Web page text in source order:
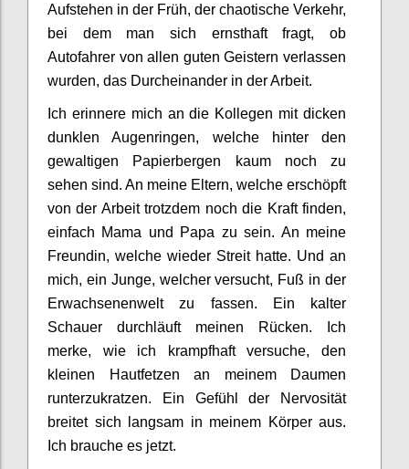
Aufstehen in der Früh, der chaotische Verkehr,
bei dem man sich ernsthaft fragt, ob
Autofahrer von allen guten Geistern verlassen
wurden, das Durcheinander in der Arbeit.
Ich erinnere mich an die Kollegen mit dicken
dunklen Augenringen, welche hinter den
gewaltigen Papierbergen kaum noch zu
sehen sind. An meine Eltern, welche erschöpft
von der Arbeit trotzdem noch die Kraft finden,
einfach Mama und Papa zu sein. An meine
Freundin, welche wieder Streit hatte. Und an
mich, ein Junge, welcher versucht, Fuß in der
Erwachsenenwelt zu fassen. Ein kalter
Schauer durchläuft meinen Rücken. Ich
merke, wie ich krampfhaft versuche, den
kleinen Hautfetzen an meinem Daumen
runterzukratzen. Ein Gefühl der Nervosität
breitet sich langsam in meinem Körper aus.
Ich brauche es jetzt.